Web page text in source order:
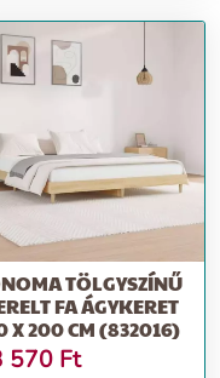
TÖLGYSZÍNŰ
FA ÁGYKERET
X 200 CM (832016)
570 Ft